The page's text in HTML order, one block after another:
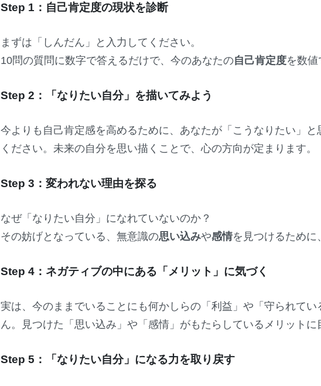
Step 1：自己肯定度の現状を診断
まずは「しんだん」と入力してください。
10問の質問に数字で答えるだけで、今のあなたの自己肯定度を数値
Step 2：「なりたい自分」を描いてみよう
今よりも自己肯定感を高めるために、あなたが「こうなりたい」
ください。 未来の自分を思い描くことで、心の方向が定まります。
Step 3：変われない理由を探る
なぜ「なりたい自分」になれていないのか？
その妨げとなっている、無意識の思い込みや感情を見つけるために
Step 4：ネガティブの中にある「メリット」に気づく
実は、今のままでいることにも何かしらの「利益」や「守られて
ん。
見つけた「思い込み」や「感情」がもたらしているメリットに
Step 5：「なりたい自分」になる力を取り戻す